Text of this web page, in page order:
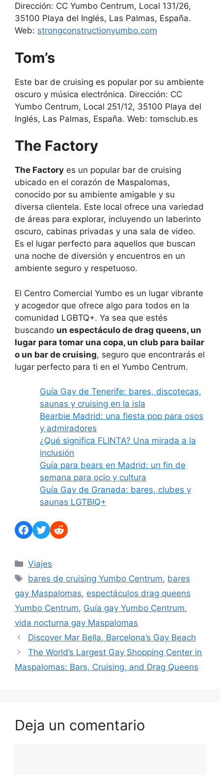
Dirección: CC Yumbo Centrum, Local 131/26,
35100 Playa del Inglés, Las Palmas, España.
Web: strongconstructionyumbo.com
Tom’s
Este bar de cruising es popular por su ambiente
oscuro y música electrónica. Dirección: CC
Yumbo Centrum, Local 251/12, 35100 Playa del
Inglés, Las Palmas, España. Web: tomsclub.es
The Factory
The Factory es un popular bar de cruising
ubicado en el corazón de Maspalomas,
conocido por su ambiente amigable y su
diversa clientela. Este local ofrece una variedad
de áreas para explorar, incluyendo un laberinto
oscuro, cabinas privadas y una sala de video.
Es el lugar perfecto para aquellos que buscan
una noche de diversión y encuentros en un
ambiente seguro y respetuoso.
El Centro Comercial Yumbo es un lugar vibrante
y acogedor que ofrece algo para todos en la
comunidad LGBTQ+. Ya sea que estés
buscando un espectáculo de drag queens, un
lugar para tomar una copa, un club para bailar
o un bar de cruising, seguro que encontrarás el
lugar perfecto para ti en el Yumbo Centrum.
Guía Gay de Tenerife: bares, discotecas,
saunas y cruising en la isla
Bearbie Madrid: una fiesta pop para osos
y admiradores
¿Qué significa FLINTA? Una mirada a la
inclusión
Guía para bears en Madrid: un fin de
semana para ocio y cultura
Guía Gay de Granada: bares, clubes y
saunas LGTBIQ+
Facebook
TwitterReddit
Categorías
Viajes
Etiquetas
bares de cruising Yumbo Centrum, bares
gay Maspalomas, espectáculos drag queens
Yumbo Centrum, Guía gay Yumbo Centrum,
vida nocturna gay Maspalomas
Discover Mar Bella, Barcelona’s Gay Beach
The World’s Largest Gay Shopping Center in
Maspalomas: Bars, Cruising, and Drag Queens
Deja un comentario